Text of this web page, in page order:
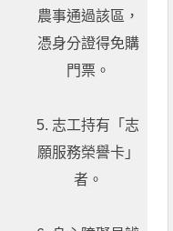
農事通過該區，
憑身分證得免購
門票。
5. 志工持有「志
願服務榮譽卡」
者。